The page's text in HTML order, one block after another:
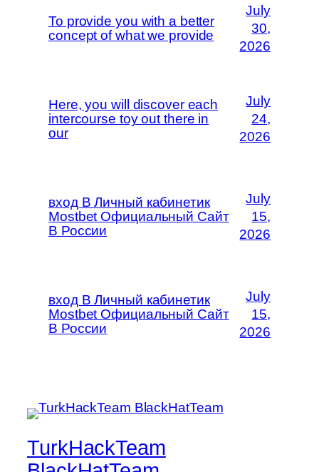
To provide you with a better
concept of what we provide
July
30,
2026
Here, you will discover each
intercourse toy out there in
our
July
24,
2026
вход В Личный кабинетик
Mostbet Официальный Сайт
В России
July
15,
2026
вход В Личный кабинетик
Mostbet Официальный Сайт
В России
July
15,
2026
TurkHackTeam